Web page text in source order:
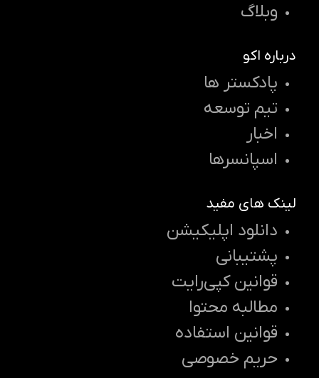
وبلاگ
درباره اکو
پادکستر ها
تیم توسعه
اخبار
اسپانسرها
لینک های مفید
دانلود اپلیکیشن
پشتیبانی
قوانین کپی‌رایت
مطالبه محتوا
قوانین استفاده
حریم خصوصی